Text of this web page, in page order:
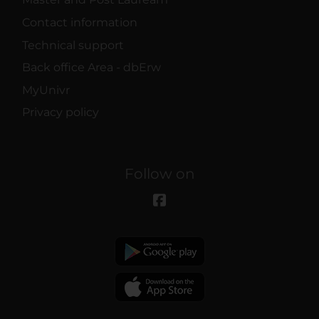
Contact information
Technical support
Back office Area - dbErw
MyUnivr
Privacy policy
Follow on